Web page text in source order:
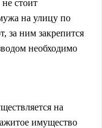
стоит
на улицу по
за ним закрепится
необходимо
на
имущество